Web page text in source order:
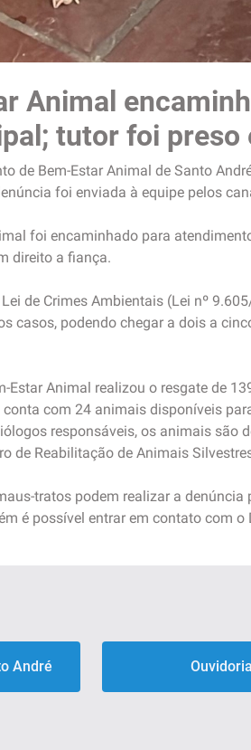
Animal
tutor foi preso
de Bem-Estar Animal de Santo
foi enviada à equipe pelos
foi encaminhado para
direito a fiança.
de Crimes Ambientais (Lei nº
casos, podendo chegar a dois a
Estar Animal realizou o resgate de
com 24 animais disponíveis
responsáveis, os animais são
de Reabilitação de Animais
tratos podem realizar a
é possível entrar em contato com o
André